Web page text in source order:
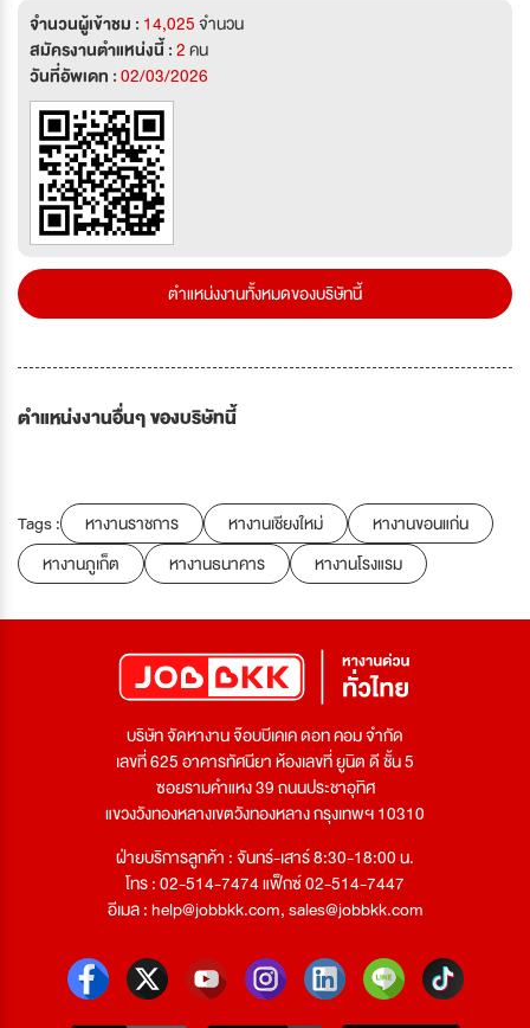
จำนวนผู้เข้าชม : 14,025จำนวน
สมัครงานตำแหน่งนี้ :2คน
วันที่อัพเดท :02/03/2026
ตำแหน่งงานทั้งหมดของบริษัทนี้
ตำแหน่งงานอื่นๆ ของบริษัทนี้
Tags : หางานราชการ หางานเชียงใหม่
หางานขอนแก่น
หางานภูเก็ต
หางานธนาคาร หางานโรงแรม
บริษัท จัดหางาน จ๊อบบีเคเค ดอท คอม จำกัด
เลขที่ 625 อาคารทัศนียา ห้องเลขที่ ยูนิต ดี ชั้น 5
ซอยรามคำแหง 39 ถนนประชาอุทิศ
แขวงวังทองหลางเขตวังทองหลาง กรุงเทพฯ 10310
ฝ่ายบริการลูกค้า : จันทร์-เสาร์ 8:30-18:00 น.
โทร : 02-514-7474 แฟ็กซ์ 02-514-7447
อีเมล :help@jobbkk.com,sales@jobbkk.com